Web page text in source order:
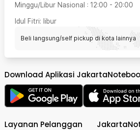
Minggu/Libur Nasional : 12:00 - 20:00
Idul Fitri: libur
Beli langsung/self pickup di kota lainnya
Download Aplikasi
Layanan Pelanggan